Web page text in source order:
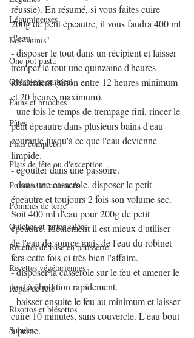
Légumineuses
Les "minis"
One pot pasta
Overnight oatmeal
Pains et brioches
Pâtes
Plats complets
Plats de fête ou d'exception
Poissons et crustacés
Pommes de terre
Quiches et tartes salées
Recettes de base en pâtisserie
Recettes végétariennes
Repas de fête
Risottos et blésottos
Salades
réussie). En résumé, si vous faites cuire
200g de petit épeautre, il vous faudra 400 ml
d'eau.
- disposer le tout dans un récipient et laisser
tremper le tout une quinzaine d'heures
idéalement (sinon entre 12 heures minimum
et 20 heures maximum).
- une fois le temps de trempage fini, rincer le
petit épeautre dans plusieurs bains d'eau
courante jusqu'à ce que l'eau devienne
limpide.
- égoutter dans une passoire.
- dans une casserole, disposer le petit
épeautre et toujours 2 fois son volume sec.
Soit 400 ml d'eau pour 200g de petit
épeautre. Idéalement il est mieux d'utiliser
de l'eau de source mais de l'eau du robinet
fera cette fois-ci très bien l'affaire.
- disposer la casserole sur le feu et amener le
tout à ébullition rapidement.
- baisser ensuite le feu au minimum et laisser
cuire 10 minutes, sans couvercle. L'eau bout
à peine.